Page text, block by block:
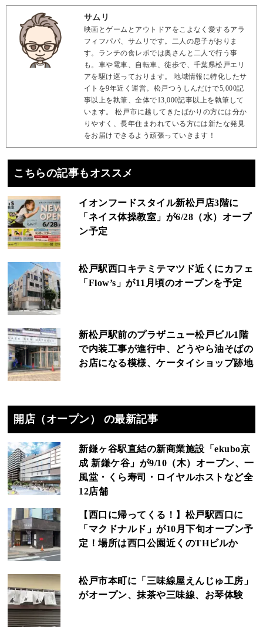
サムリ
映画とゲームとアウトドアをこよなく愛するアラ
フィフパパ、サムリです。二人の息子がおりま
す。ランチの食レポでは奥さんと二人で行う事
も。車や電車、自転車、徒歩で、千葉県松戸エリ
アを駆け巡っております。 地域情報に特化したサ
イトを9年近く運営。松戸つうしんだけで5,000記
事以上を執筆、全体で13,000記事以上を執筆して
います。 松戸市に越してきたばかりの方には分か
りやすく、長年住まわれている方には新たな発見
をお届けできるよう頑張っていきます！
こちらの記事もオススメ
イオンフードスタイル新松戸店3階に
「ネイス体操教室」が6/28（水）オープ
ン予定
松戸駅西口キテミテマツド近くにカフェ
「Flow’s」が11月頃のオープンを予定
新松戸駅前のプラザニュー松戸ビル1階
で内装工事が進行中、どうやら油そばの
お店になる模様、ケータイショップ跡地
開店（オープン） の最新記事
新鎌ヶ谷駅直結の新商業施設「ekubo京
成 新鎌ケ谷」が9/10（木）オープン、一
風堂・くら寿司・ロイヤルホストなど全
12店舗
【西口に帰ってくる！】松戸駅西口に
「マクドナルド」が10月下旬オープン予
定！場所は西口公園近くのTHビルか
松戸市本町に「三味線屋えんじゅ工房」
がオープン、抹茶や三味線、お琴体験